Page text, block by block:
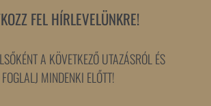
FEL HÍRLEVELÜNKRE!
A KÖVETKEZŐ UTAZÁSRÓL ÉS
FOGLALJ MINDENKI ELŐTT!